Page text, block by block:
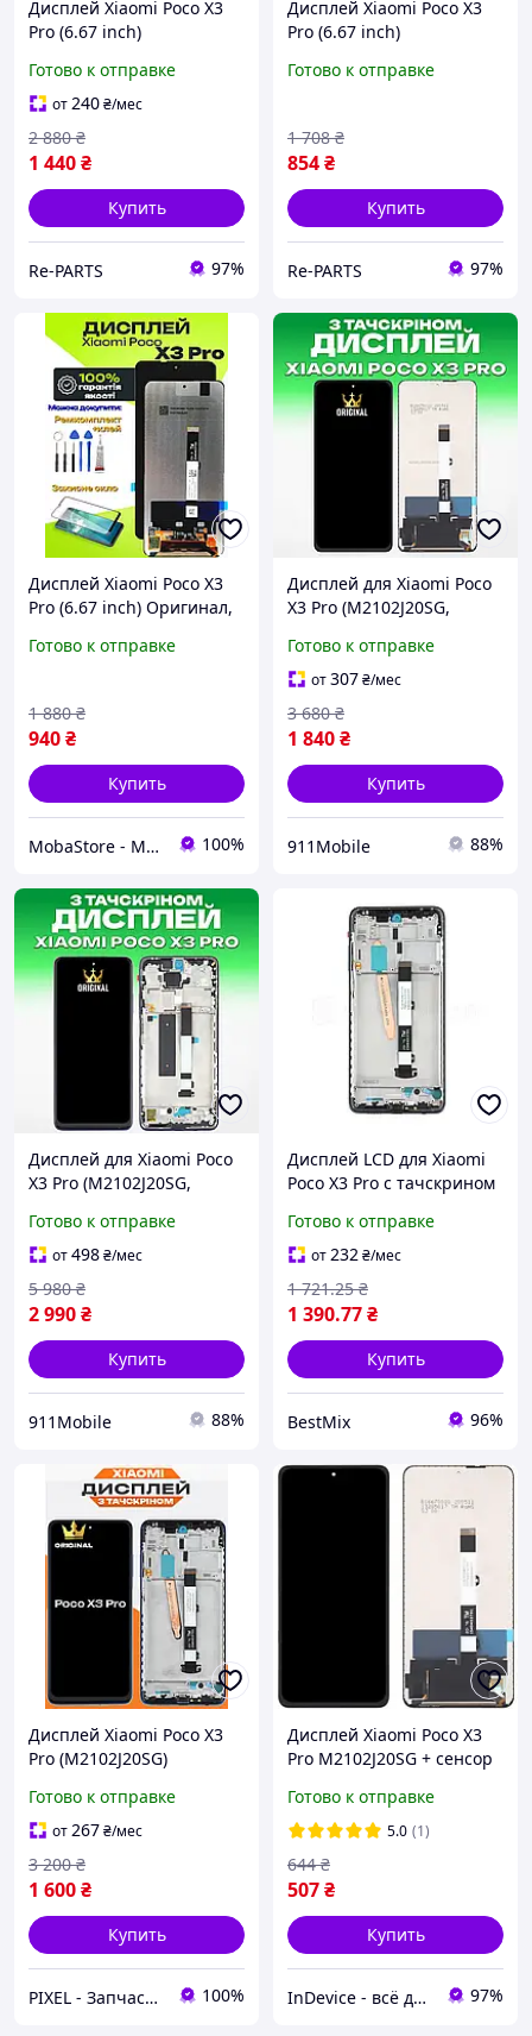
Дисплей Xiaomi Poco X3
Pro (6.67 inch)
(в рамке), экран оригинал
на Ксиоми Поко Х3 Про
Готово к отправке
от240₴/мес
1 440₴
2 880 ₴
Купить
Re-PARTS 97%
Дисплей Xiaomi Poco X3
Pro (6.67 inch)
экран оригинал на
Готово к отправке
854₴
1 708 ₴
Купить
Re-PARTS 97%
Дисплей Xiaomi Poco X3
Pro (6.67 inch) Оригинал,
Ксиоми Поко Х3 Про
Готово к отправке
940₴
1 880 ₴
Купить
MobaStore - Магазин запчастин для телефонів 100%
Дисплей для Xiaomi Poco
X3 Pro (M2102J20SG,
сборе
Готово к отправке
от307₴/мес
1 840₴
3 680 ₴
Купить
911Mobile 88%
Дисплей для Xiaomi Poco
X3 Pro (M2102J20SG,
сборе с рамкой
Готово к отправке
от498₴/мес
2 990₴
5 980 ₴
Купить
911Mobile 88%
Дисплей LCD для Xiaomi
Poco X3 Pro с тачскрином
Quality
Готово к отправке
от232₴/мес
1 390.77₴
1 721.25 ₴
Купить
BestMix 96%
Дисплей Xiaomi Poco X3
Pro (M2102J20SG)
(original), экран в рамке
на Ксиоми Поко Х3 Про
Готово к отправке
от267₴/мес
1 600₴
3 200 ₴
Купить
PIXEL - Запчастини для телефону 100%
Дисплей Xiaomi Poco X3
Pro M2102J20SG + сенсор
Готово к отправке
5.0 (1)
507₴
644 ₴
Купить
InDevice - всё для Вашего девайса 97%